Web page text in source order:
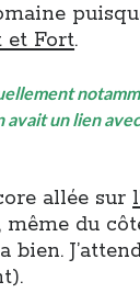
et Fort.
avait un lien
allée sur
même du
bien.